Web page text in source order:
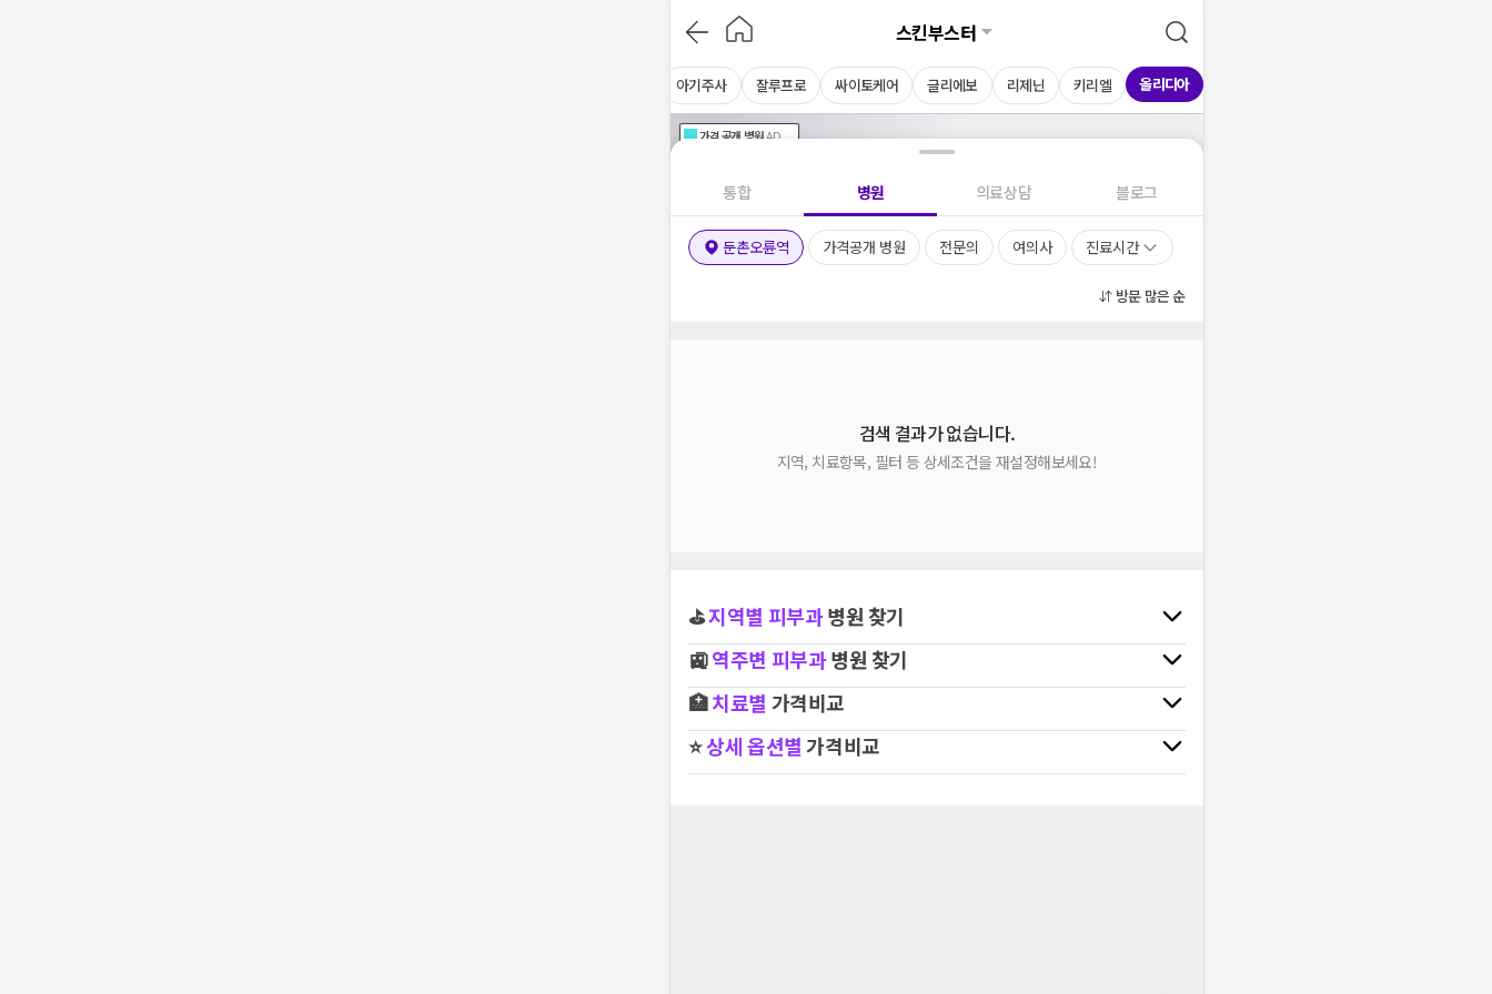
스킨부스터
아기주사 잘루프로 싸이토케어 글리에보 리제닌 키리엘 올리디아
가격공개 병원AD
통합 병원 의료상담 블로그
둔촌오륜역 가격공개 병원 전문의 여의사 진료시간
방문 많은 순
검색 결과가 없습니다.
지역, 치료항목, 필터 등 상세조건을 재설정해보세요!
⛳지역별 피부과병원 찾기
🚉역주변 피부과병원 찾기
🏥치료별 가격비교
⭐상세 옵션별가격비교